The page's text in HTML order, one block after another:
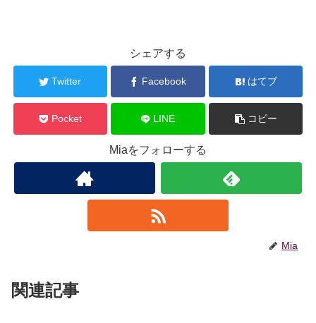
シェアする
Twitter Facebook はてブ
Pocket LINE コピー
Miaをフォローする
Mia
関連記事